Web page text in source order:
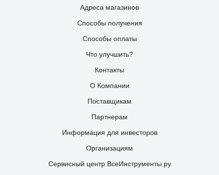
Адреса магазинов
Способы получения
Способы оплаты
Что улучшить?
Контакты
О Компании
Поставщикам
Партнерам
Информация для инвесторов
Организациям
Сервисный центр ВсеИнструменты.ру